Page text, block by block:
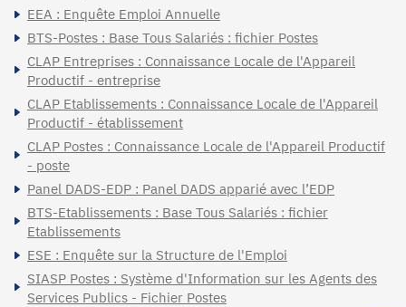
EEA : Enquête Emploi Annuelle
BTS-Postes : Base Tous Salariés : fichier Postes
CLAP Entreprises : Connaissance Locale de l'Appareil
Productif - entreprise
CLAP Etablissements : Connaissance Locale de l'Appareil
Productif - établissement
CLAP Postes : Connaissance Locale de l'Appareil Productif
- poste
Panel DADS-EDP : Panel DADS apparié avec l’EDP
BTS-Etablissements : Base Tous Salariés : fichier
Etablissements
ESE : Enquête sur la Structure de l'Emploi
SIASP Postes : Système d'Information sur les Agents des
Services Publics - Fichier Postes